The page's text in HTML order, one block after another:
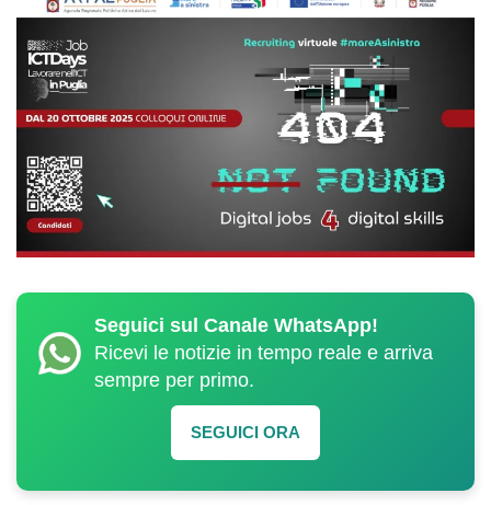
Seguici sul Canale WhatsApp!
Ricevi le notizie in tempo reale e arriva
sempre per primo.
SEGUICI ORA